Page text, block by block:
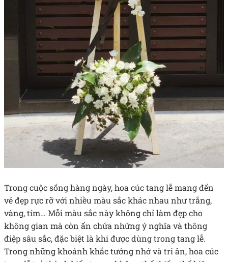
Trong cuộc sống hàng ngày, hoa cúc tang lễ mang đến
vẻ đẹp rực rỡ với nhiều màu sắc khác nhau như trắng,
vàng, tím… Mỗi màu sắc này không chỉ làm đẹp cho
không gian mà còn ẩn chứa những ý nghĩa và thông
điệp sâu sắc, đặc biệt là khi được dùng trong tang lễ.
Trong những khoảnh khắc tưởng nhớ và tri ân, hoa cúc